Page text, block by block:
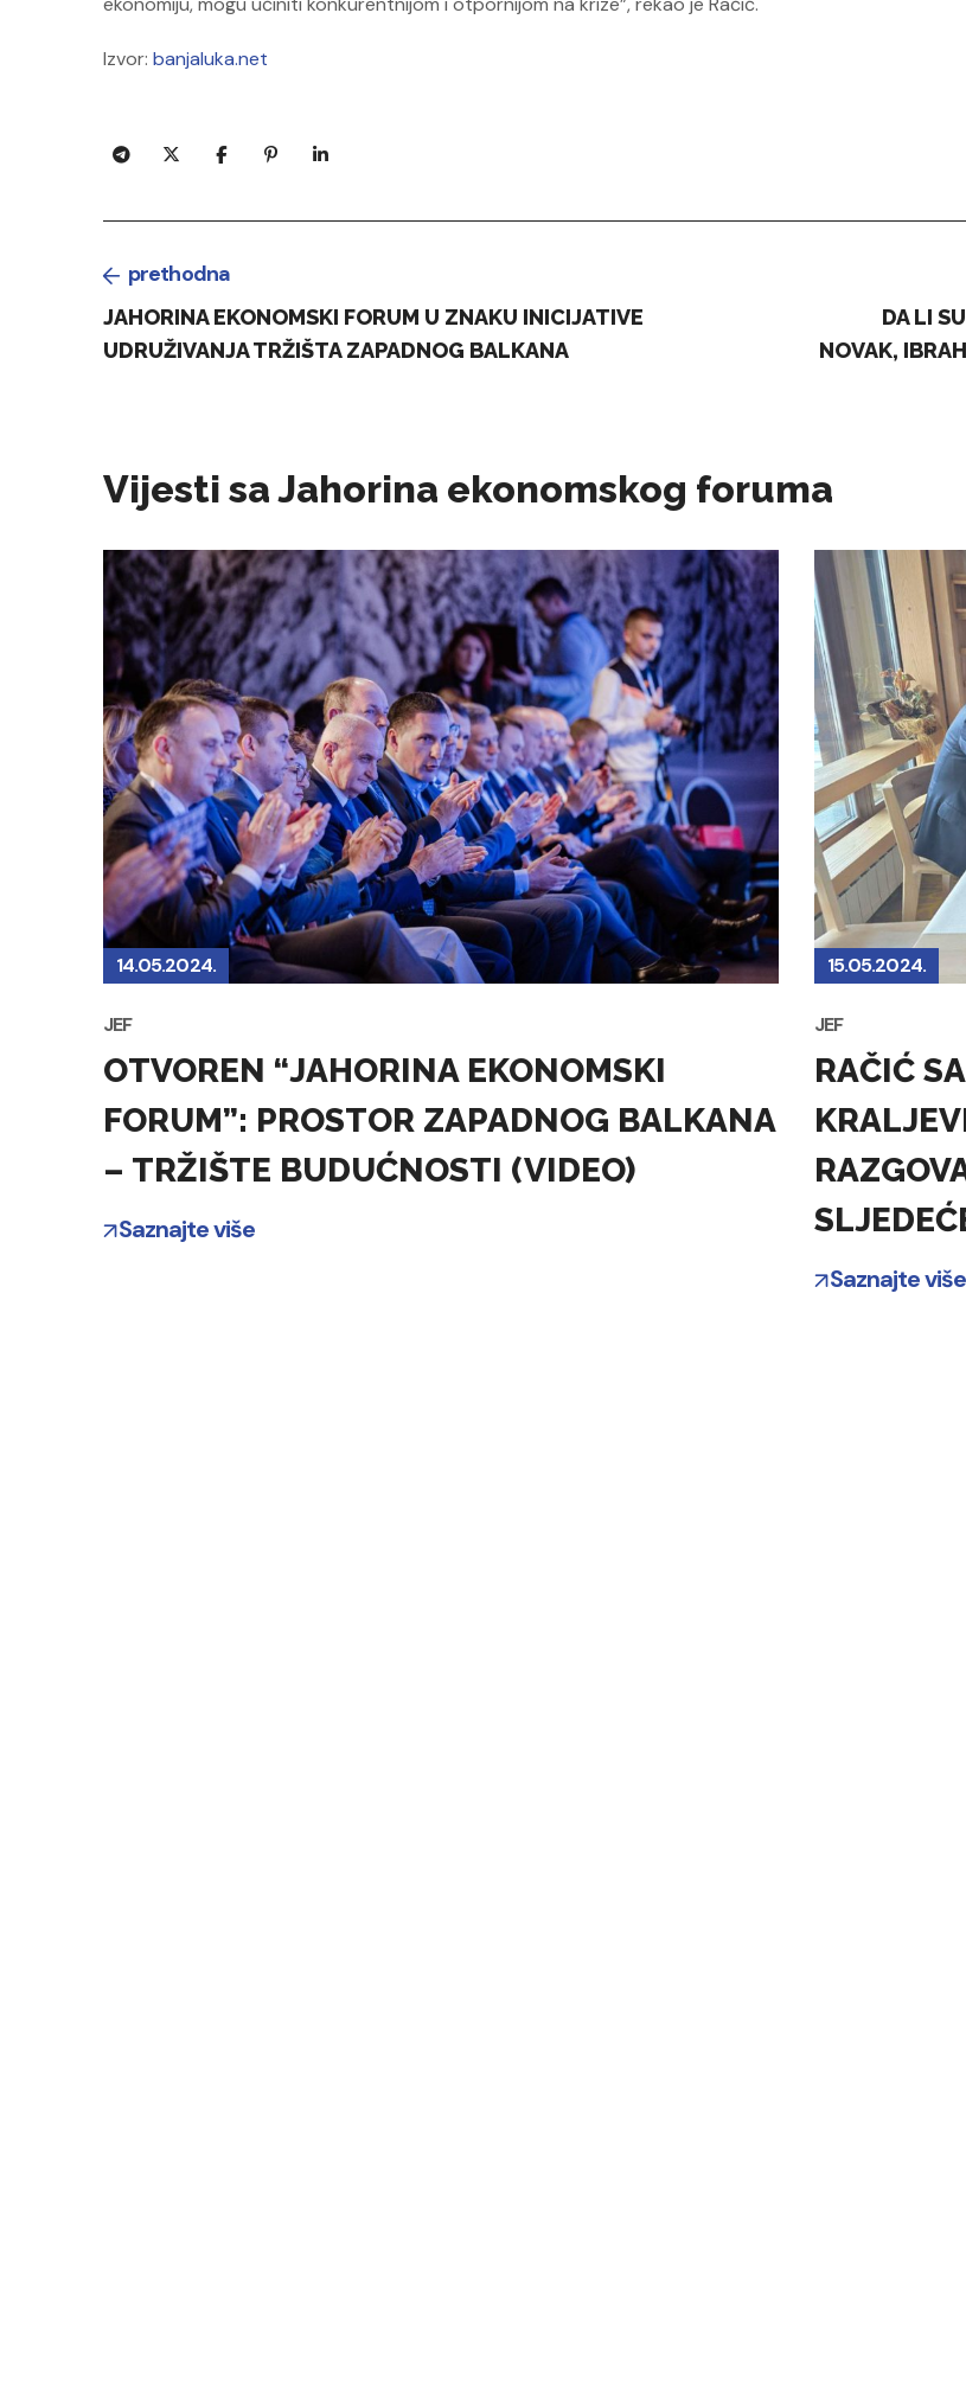
Izvor: banjaluka.net
prethodna
JAHORINA EKONOMSKI FORUM U ZNAKU INICIJATIVE
UDRUŽIVANJA TRŽIŠTA ZAPADNOG BALKANA
DA LI
NOVAK,
Vijesti sa Jahorina ekonomskog foruma
14.05.2024.
JEF
OTVOREN “ЈAHORINA EKONOMSKI
FORUM”: PROSTOR ZAPADNOG BALKANA
– TRŽIŠTE BUDUĆNOSTI (VIDEO)
Saznajte više
15.05.2024.
JEF
RAČIĆ
Saznajte više